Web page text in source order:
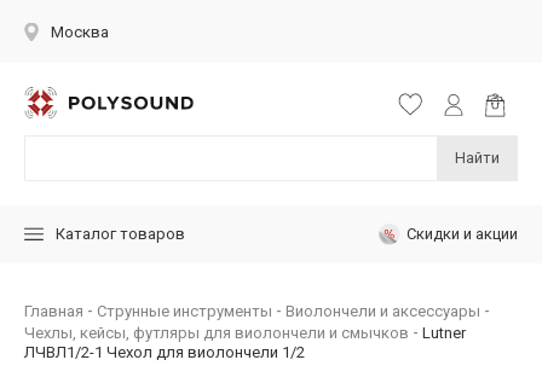
Москва
Найти
Каталог товаров Скидки и акции
Главная Струнные инструменты
Виолончели и аксессуары
Чехлы, кейсы, футляры для виолончели и смычков
Lutner
ЛЧВЛ1/2-1 Чехол для виолончели 1/2